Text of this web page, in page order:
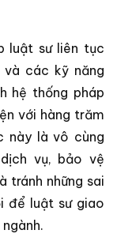
luật sư liên tục
và các kỹ năng
hệ thống pháp
với hàng trăm
này là vô cùng
vụ, bảo vệ
tránh những sai
để luật sư giao